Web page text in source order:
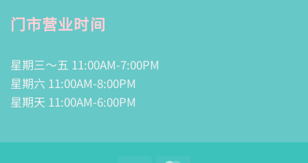
门市营业时间
星期三～五 11:00AM-7:00PM
星期六 11:00AM-8:00PM
星期天 11:00AM-6:00PM